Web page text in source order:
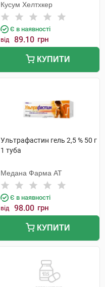
Кусум Хелтхкер
Є в наявності
від 89.10 грн
КУПИТИ
Ультрафастин гель 2,5 % 50 г
1 туба
Медана Фарма АТ
Є в наявності
від 98.00 грн
КУПИТИ